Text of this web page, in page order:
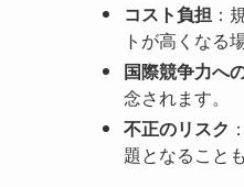
コスト負担 ：
トが高くなる
国際競争力へ
念されます。
不正のリスク
題となること